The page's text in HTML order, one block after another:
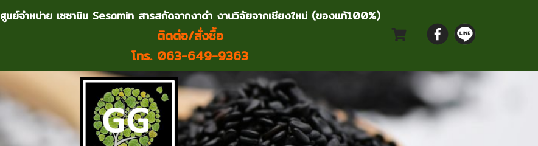
ศูนย์จำหน่าย เซซามิน Sesamin สารสกัดจากงาดำ งานวิจัยจากเชียงใหม่ (ของแท้100%)
ติดต่อ/สั่งซื้อ
โทร. 063-649-9363